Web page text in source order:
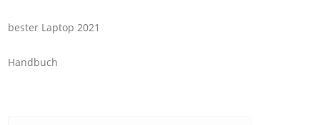
bester Laptop 2021
Handbuch